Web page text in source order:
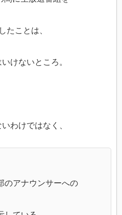
たことは、
けないところ。
わけではなく、
のアナウンサーへの